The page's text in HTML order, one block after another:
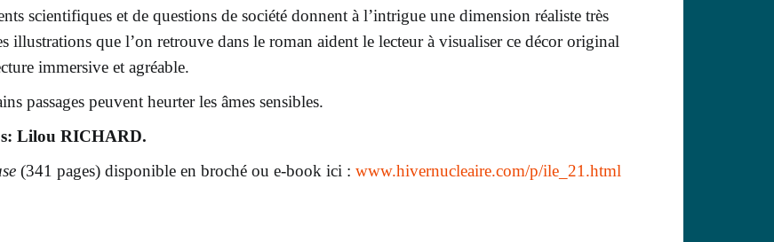
scientifiques et de questions de société donnent à l’intrigue une dimension réaliste très
illustrations que l’on retrouve dans le roman aident le lecteur à visualiser ce décor original
immersive et agréable.
passages peuvent heurter les âmes sensibles.
Lilou RICHARD.
(341 pages) disponible en broché ou e-book ici : www.hivernucleaire.com/p/ile_21.html